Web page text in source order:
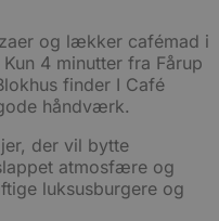
og lækker cafémad i
4 minutter fra Fårup
finder I Café
håndværk.
der vil bytte
atmosfære og
luksusburgere og